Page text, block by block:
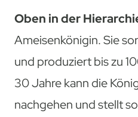
Oben in der
Ameisenkönigin. Sie
und produziert bis zu
30 Jahre kann die
nachgehen und stellt